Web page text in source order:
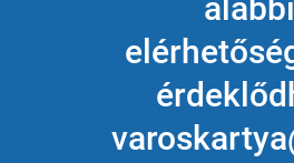
alábbi